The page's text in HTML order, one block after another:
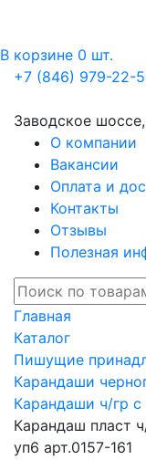
В корзине 0 шт.
+7 (846) 979-22-
Заводское
О компании
Вакансии
Оплата и
Контакты
Отзывы
Полезная
Главная
Каталог
Пишущие
Карандаши
Карандаши ч/гр с
Карандаш пласт
уп6 арт.0157-161